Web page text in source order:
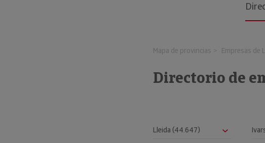
Mapa de provincias Empresas de
Directorio de